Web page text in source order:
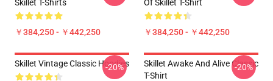
Skillet T-Shirts
￥384,250 - ￥442,250
Of Skillet T-Shirt
￥384,250 - ￥442,250
Skillet Vintage Classic Hoodies
-20%
Skillet Awake And Alive Classic
T-Shirt
-20%